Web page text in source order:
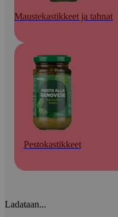
Maustekastikkeet ja tahnat
Pestokastikkeet
Ladataan...